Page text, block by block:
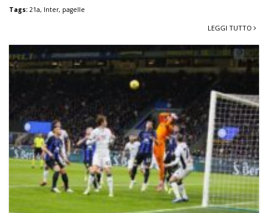
Tags: 21a, Inter, pagelle
LEGGI TUTTO